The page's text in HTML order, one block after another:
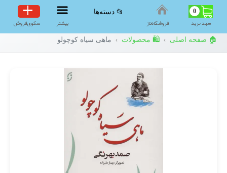
0
سبد‌خرید فروشگاه‌ناز
📂 دسته‌ها
بیشتر سکوی‌فروش
🏠 صفحه اصلی › 🛍️ محصولات › ماهی سیاه کوچولو